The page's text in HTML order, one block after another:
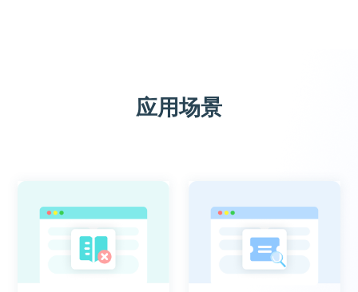
应用场景
片，就很节省工作时间